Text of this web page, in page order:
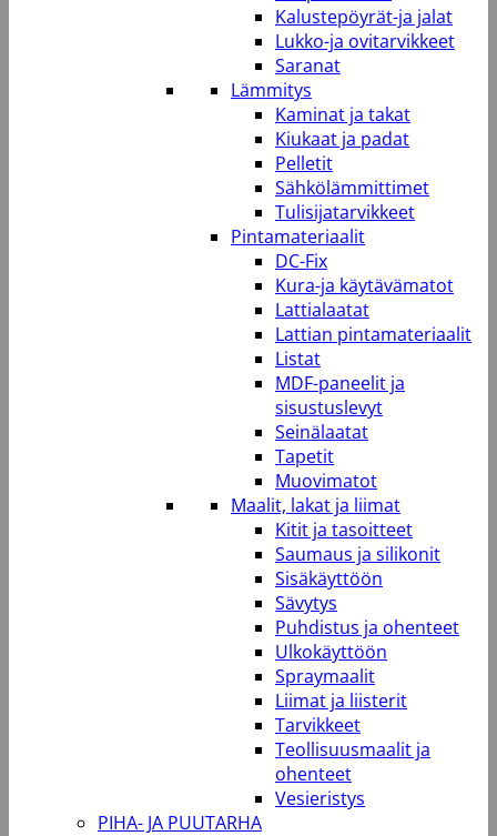
Kalustepöyrät-ja jalat
Lukko-ja ovitarvikkeet
Saranat
Lämmitys
Kaminat ja takat
Kiukaat ja padat
Pelletit
Sähkölämmittimet
Tulisijatarvikkeet
Pintamateriaalit
DC-Fix
Kura-ja käytävämatot
Lattialaatat
Lattian pintamateriaalit
Listat
MDF-paneelit ja
sisustuslevyt
Seinälaatat
Tapetit
Muovimatot
Maalit, lakat ja liimat
Kitit ja tasoitteet
Saumaus ja silikonit
Sisäkäyttöön
Sävytys
Puhdistus ja ohenteet
Ulkokäyttöön
Spraymaalit
Liimat ja liisterit
Tarvikkeet
Teollisuusmaalit ja
ohenteet
Vesieristys
PIHA- JA PUUTARHA